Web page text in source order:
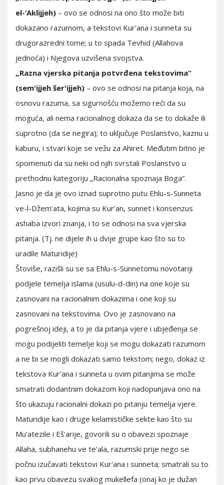
el-‘Aklijjeh) – ovo se odnosi na ono što može biti
dokazano razumom, a tekstovi Kur'ana i sunneta su
drugorazredni tome; u to spada Tevhid (Allahova
jednoća) i Njegova uzvišena svojstva.
„Razna vjerska pitanja potvrđena tekstovima“
(sem'ijjeh šer'ijjeh) – ovo se odnosi na pitanja koja, na
osnovu razuma, sa sigurnošću možemo reći da su
moguća, ali nema racionalnog dokaza da se to dokaže ili
suprotno (da se negira); to uključuje Poslanstvo, kaznu u
kaburu, i stvari koje se vežu za Ahiret. Međutim bitno je
spomenuti da su neki od njih svrstali Poslanstvo u
prethodnu kategoriju „Racionalna spoznaja Boga“.
Jasno je da je ovo iznad suprotno putu Ehlu-s-Sunneta
ve-l-Džem'ata, kojima su Kur'an, sunnet i konsenzus
ashaba izvori znanja, i to se odnosi na sva vjerska
pitanja. (Tj. ne dijele ih u dvije grupe kao što su to
uradile Maturidije)
Štoviše, razišli su se sa Ehlu-s-Sunnetomu novotariji
podjele temelja islama (usulu-d-din) na one koje su
zasnovani na racionalnim dokazima i one koji su
zasnovani na tekstovima. Ovo je zasnovano na
pogrešnoj ideji, a to je da pitanja vjere i ubjeđenja se
mogu podijeliti temelje koji se mogu dokazati razumom
a ne bi se mogli dokazati samo tekstom; nego, dokaz iz
tekstova Kur'ana i sunneta u ovim pitanjima se može
smatrati dodantnim dokazom koji nadopunjava ono na
što ukazuju racionalni dokazi po pitanju temelja vjere.
Maturidije kao i druge kelamističke sekte kao što su
Mu'atezile i Eš'arije, govorili su o obavezi spoznaje
Allaha, subhanehu ve te'ala, razumski prije nego se
počnu izučavati tekstovi Kur'ana i sunneta; smatrali su to
kao prvu obavezu svakog mukellefa (onaj ko je dužan